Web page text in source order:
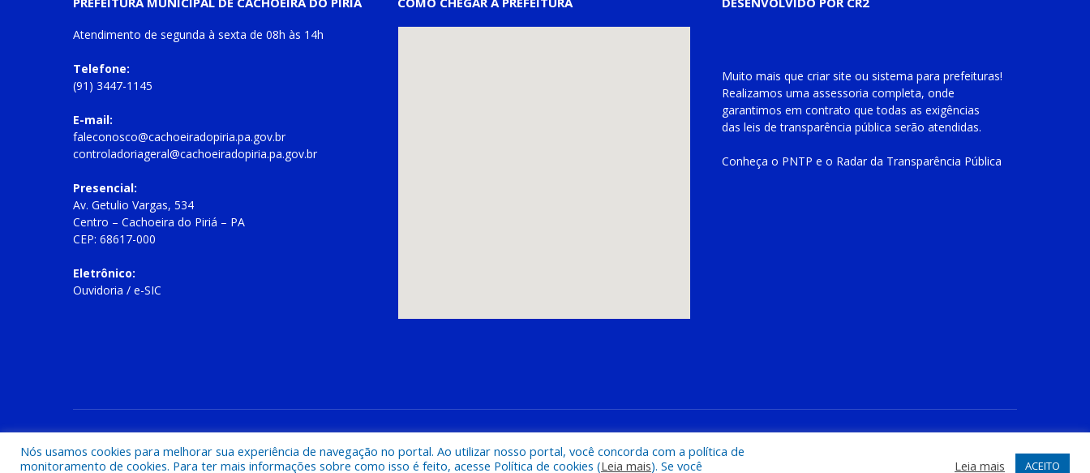
Atendimento de segunda à sexta de 08h às 14h
Telefone:
(91) 3447-1145
E-mail:
faleconosco@cachoeiradopiria.pa.gov.br
controladoriageral@cachoeiradopiria.pa.gov.br
Presencial:
Av. Getulio Vargas, 534
Centro – Cachoeira do Piriá – PA
CEP: 68617-000
Eletrônico:
Ouvidoria / e-SIC
Muito mais que criar site ou sistema para prefeituras!
Realizamos uma assessoria completa, onde
garantimos em contrato que todas as exigências
das leis de transparência pública serão atendidas.
Conheça o PNTP e o Radar da Transparência Pública
Nós usamos cookies para melhorar sua experiência de navegação no portal. Ao utilizar nosso portal, você concorda com a política de
monitoramento de cookies. Para ter mais informações sobre como isso é feito, acesse Política de cookies (Leia mais). Se você
Leia mais ACEITO